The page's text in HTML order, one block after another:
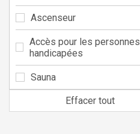
Ascenseur
Accès pour les personnes
handicapées
Sauna
Effacer tout